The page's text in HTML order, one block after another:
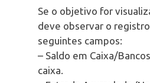
Se o objetivo for
deve observar o
seguintes campos:
– Saldo em Caixa/
caixa.